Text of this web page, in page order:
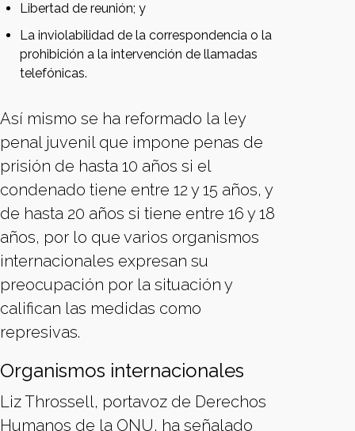
Libertad de reunión; y
La inviolabilidad de la correspondencia o la
prohibición a la intervención de llamadas
telefónicas.
Así mismo se ha reformado la ley
penal juvenil que impone penas de
prisión de hasta 10 años si el
condenado tiene entre 12 y 15 años, y
de hasta 20 años si tiene entre 16 y 18
años, por lo que varios organismos
internacionales expresan su
preocupación por la situación y
califican las medidas como
represivas.
Organismos internacionales
Liz Throssell, portavoz de Derechos
Humanos de la ONU, ha señalado